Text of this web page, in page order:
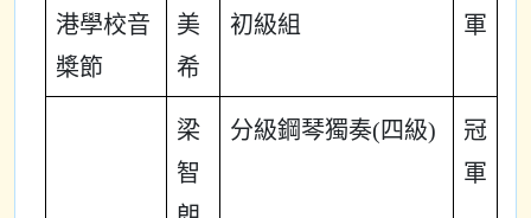
港學校音
槳節
美
希
初級組
軍
梁
智
分級鋼琴獨奏(四級)
冠
軍